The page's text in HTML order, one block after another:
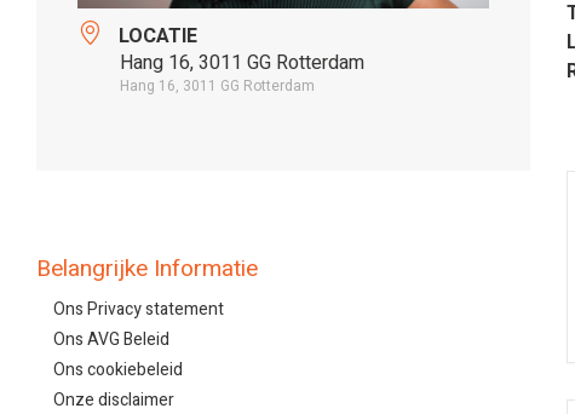
LOCATIE
Hang 16, 3011 GG Rotterdam
Hang 16, 3011 GG Rotterdam
Belangrijke Informatie
Ons Privacy statement
Ons AVG Beleid
Ons cookiebeleid
Onze disclaimer